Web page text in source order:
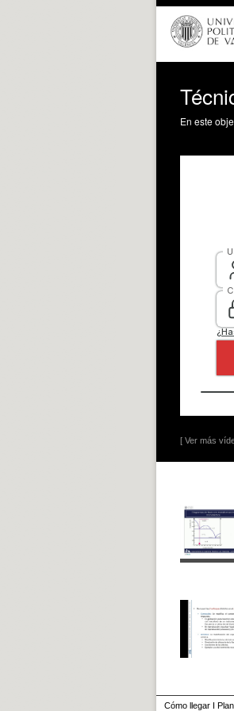
[ Ver más
Cómo llegar I